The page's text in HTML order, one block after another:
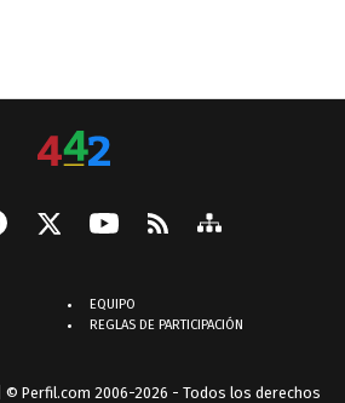
EQUIPO
REGLAS DE PARTICIPACIÓN
| © Perfil.com 2006-2026 - Todos los derechos